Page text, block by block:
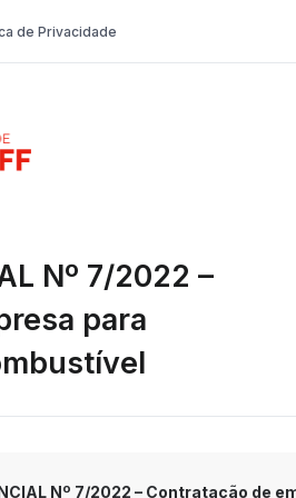
de Privacidade
Nº 7/2022 –
para
Nº 7/2022 – Contratação